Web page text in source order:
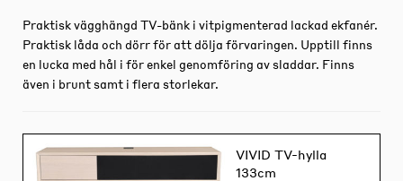
Praktisk vägghängd TV-bänk i vitpigmenterad lackad ekfanér.
Praktisk låda och dörr för att dölja förvaringen. Upptill finns
en lucka med hål i för enkel genomföring av sladdar. Finns
även i brunt samt i flera storlekar.
VIVID TV-hylla
133cm